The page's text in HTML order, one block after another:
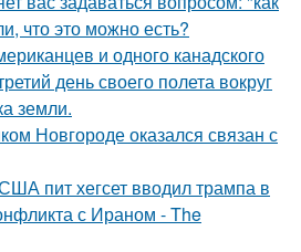
что это можно есть?
и одного канадского
день своего полета вокруг
земли.
Новгороде оказался связан с
пит хегсет вводил трампа в
с Ираном - The